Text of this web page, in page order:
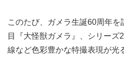
このたび、ガメラ生誕60周年
目『大怪獣ガメラ』、シリーズ
線など色彩豊かな特撮表現が光